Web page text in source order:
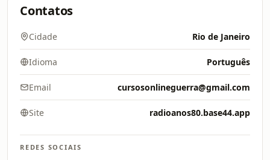
Contatos
Cidade Rio de Janeiro
Idioma Português
Email cursosonlineguerra@gmail.com
Site radioanos80.base44.app
REDES SOCIAIS